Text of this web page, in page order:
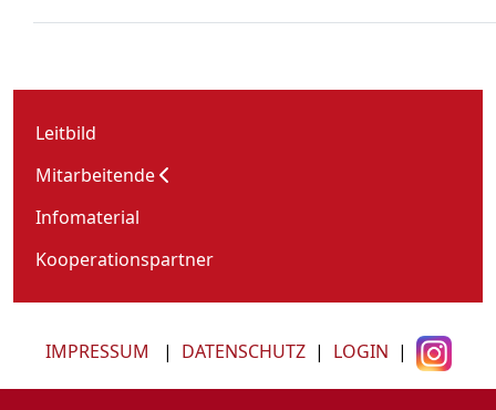
Leitbild
Mitarbeitende
Infomaterial
Kooperationspartner
IMPRESSUM | DATENSCHUTZ| LOGIN |